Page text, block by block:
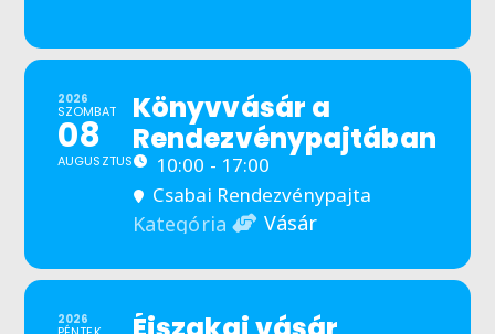
2026
SZOMBAT
08
AUGUSZTUS
Könyvvásár a
Rendezvénypajtában
10:00 - 17:00
Csabai Rendezvénypajta
Kategória Vásár
2026